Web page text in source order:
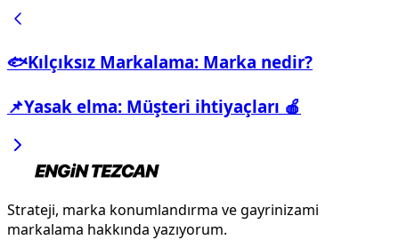
🐟Kılçıksız Markalama: Marka nedir?
📌Yasak elma: Müşteri ihtiyaçları 🍎
Strateji, marka konumlandırma ve gayrinizami
markalama hakkında yazıyorum.